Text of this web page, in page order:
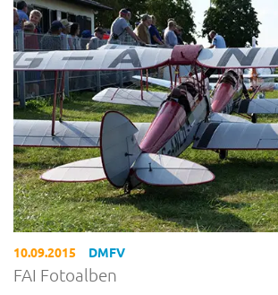
10.09.2015 DMFV
FAI Fotoalben